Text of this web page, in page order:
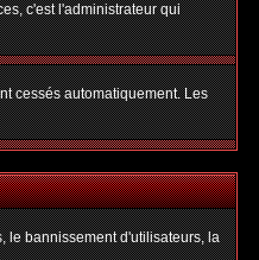
c'est l'administrateur qui
cessés automatiquement. Les
le bannissement d'utilisateurs, la